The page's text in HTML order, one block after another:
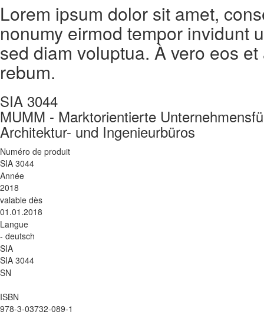
Lorem ipsum dolor sit amet,
nonumy eirmod tempor invidunt
sed diam voluptua. À vero eos
rebum.
SIA 3044
MUMM - Marktorientierte
Architektur- und Ingenieurbüros
Numéro de produit
SIA 3044
Année
2018
valable dès
01.01.2018
Langue
- deutsch
SIA
SIA 3044
SN
ISBN
978-3-03732-089-1